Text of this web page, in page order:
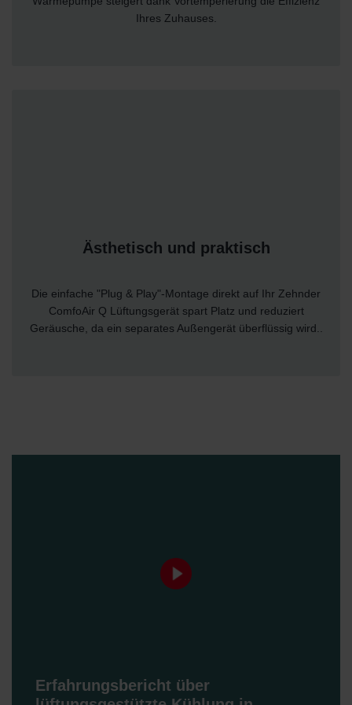
Ihres Zuhauses.
Ästhetisch und praktisch
Die einfache "Plug & Play"-Montage direkt auf Ihr Zehnder
ComfoAir Q Lüftungsgerät spart Platz und reduziert
Geräusche, da ein separates Außengerät überflüssig wird..
Erfahrungsbericht über